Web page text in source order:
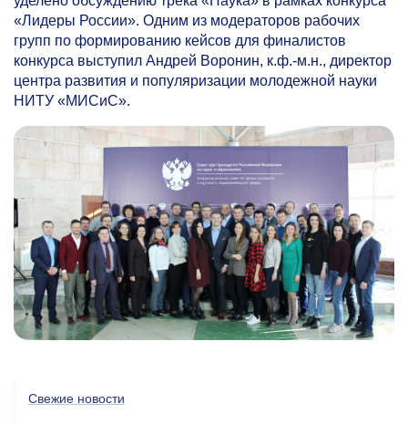
«Лидеры России». Одним из модераторов рабочих
групп по формированию кейсов для финалистов
конкурса выступил Андрей Воронин, к.ф.-м.н., директор
центра развития и популяризации молодежной науки
НИТУ «МИСиС».
Свежие новости